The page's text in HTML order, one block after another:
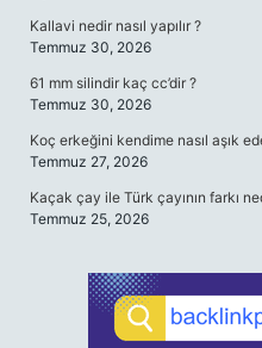
Kallavi nedir nasıl yapılır ?
Temmuz 30, 2026
61 mm silindir kaç cc’dir ?
Temmuz 30, 2026
Koç erkeğini kendime nasıl aşık
Temmuz 27, 2026
Kaçak çay ile Türk çayının farkı
Temmuz 25, 2026